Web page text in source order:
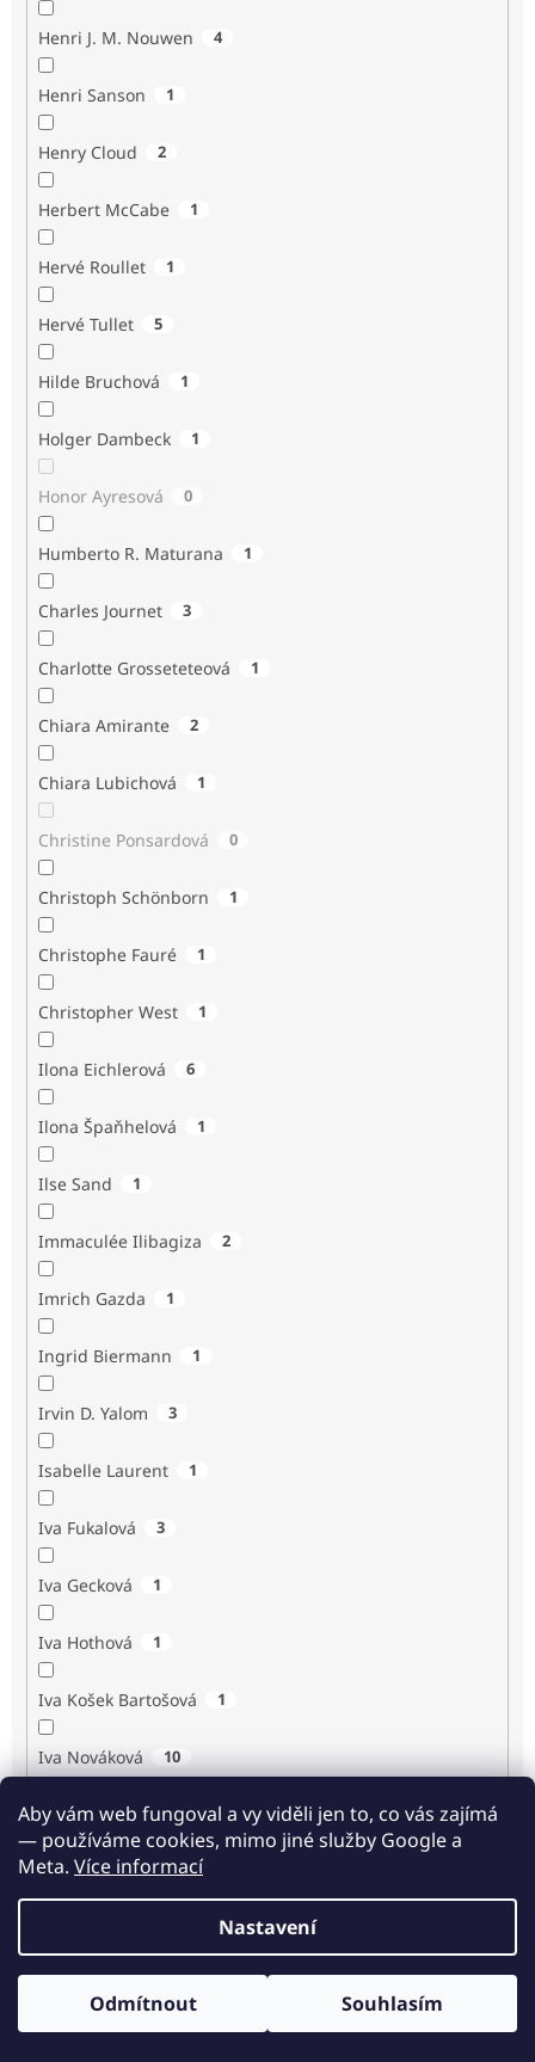
Aby vám web fungoval a vy viděli jen to, co vás zajímá
— používáme cookies, mimo jiné služby Google a
Meta. Více informací
Nastavení
Odmítnout Souhlasím
Henri J. M. Nouwen 4
Henri Sanson 1
Henry Cloud 2
Herbert McCabe 1
Hervé Roullet 1
Hervé Tullet 5
Hilde Bruchová 1
Holger Dambeck 1
Honor Ayresová 0
Humberto R. Maturana 1
Charles Journet 3
Charlotte Grosseteteová 1
Chiara Amirante 2
Chiara Lubichová 1
Christine Ponsardová 0
Christoph Schönborn 1
Christophe Fauré 1
Christopher West 1
Ilona Eichlerová 6
Ilona Špaňhelová 1
Ilse Sand 1
Immaculée Ilibagiza 2
Imrich Gazda 1
Ingrid Biermann 1
Irvin D. Yalom 3
Isabelle Laurent 1
Iva Fukalová 3
Iva Gecková 1
Iva Hothová 1
Iva Košek Bartošová 1
Iva Nováková 10
Iva Procházková 1
Ivan Renč 1
Odběr novinek